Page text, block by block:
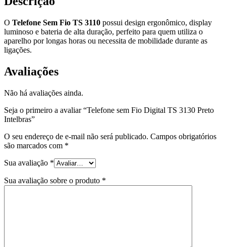
O Telefone Sem Fio TS 3110 possui design ergonômico, display
luminoso e bateria de alta duração, perfeito para quem utiliza o
aparelho por longas horas ou necessita de mobilidade durante as
ligações.
Avaliações
Não há avaliações ainda.
Seja o primeiro a avaliar “Telefone sem Fio Digital TS 3130 Preto
Intelbras”
O seu endereço de e-mail não será publicado. Campos obrigatórios
são marcados com *
Sua avaliação *
Sua avaliação sobre o produto *